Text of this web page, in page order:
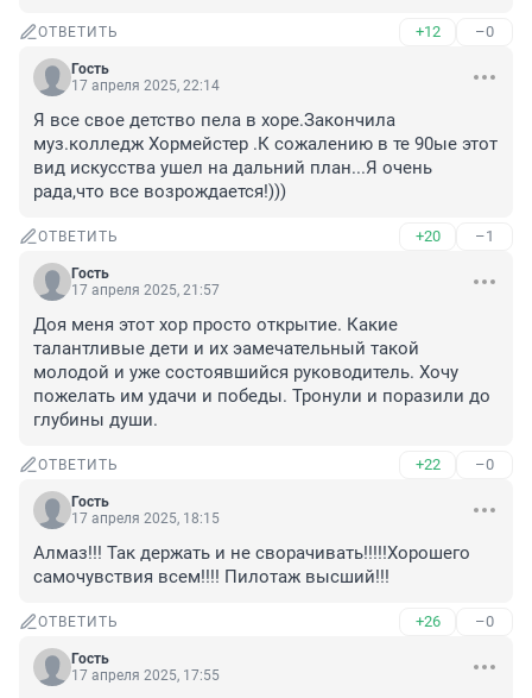
ОТВЕТИТЬ +12 –0
Гость
17 апреля 2025, 22:14
Я все свое детство пела в хоре.Закончила
муз.колледж Хормейстер .К сожалению в те 90ые этот
вид искусства ушел на дальний план...Я очень
рада,что все возрождается!)))
ОТВЕТИТЬ +20 –1
Гость
17 апреля 2025, 21:57
Доя меня этот хор просто открытие. Какие
талантливые дети и их эамечательный такой
молодой и уже состоявшийся руководитель. Хочу
пожелать им удачи и победы. Тронули и поразили до
глубины души.
ОТВЕТИТЬ +22 –0
Гость
17 апреля 2025, 18:15
Алмаз!!! Так держать и не сворачивать!!!!!Хорошего
самочувствия всем!!!! Пилотаж высший!!!
ОТВЕТИТЬ +26 –0
Гость
17 апреля 2025, 17:55